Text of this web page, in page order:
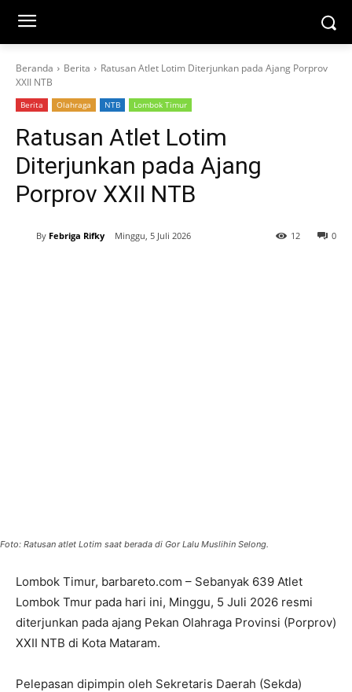
Beranda Berita
Ratusan Atlet Lotim Diterjunkan pada Ajang Porprov
XXII NTB
Berita Olahraga NTB Lombok Timur
Ratusan Atlet Lotim
Diterjunkan pada Ajang
Porprov XXII NTB
By Febriga Rifky Minggu, 5 Juli 2026 0
12
Foto: Ratusan atlet Lotim saat berada di Gor Lalu Muslihin Selong.
Lombok Timur, barbareto.com – Sebanyak 639 Atlet
Lombok Tmur pada hari ini, Minggu, 5 Juli 2026 resmi
diterjunkan pada ajang Pekan Olahraga Provinsi (Porprov)
XXII NTB di Kota Mataram.
Pelepasan dipimpin oleh Sekretaris Daerah (Sekda)